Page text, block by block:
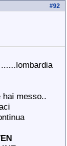
#92
hai messo..